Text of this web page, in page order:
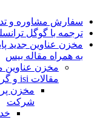
سفارش مشاوره و
ترجمه با گوگل
مخزن عناوین جدید
به همراه مقاله بیس
مخزن عناوین
مقالات isi و گرفتن اکسپت
مخزن
شرکت